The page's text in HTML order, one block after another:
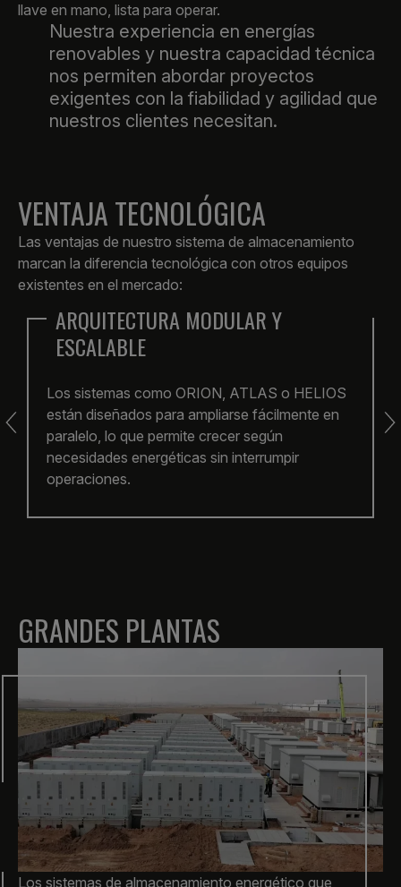
llave en mano, lista para operar.
Nuestra experiencia en energías
renovables y nuestra capacidad técnica
nos permiten abordar proyectos
exigentes con la fiabilidad y agilidad que
nuestros clientes necesitan.
VENTAJATECNOLÓGICA
Las ventajas de nuestro sistema de almacenamiento
marcan la diferencia tecnológica con otros equipos
existentes en el mercado:
ALTA DENSIDAD ENERGÉTICA
FORMATO COMPACTO
Estructura optimizada que reduce costes de
obra civil y facilita la instalación acelerada.
GRANDES PLANTAS
Los sistemas de almacenamiento energético que